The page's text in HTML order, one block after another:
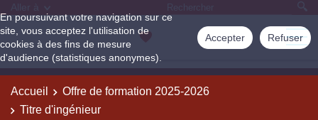
En poursuivant votre navigation sur ce
site, vous acceptez l'utilisation de
cookies à des fins de mesure
d'audience (statistiques anonymes).
Accepter Refuser
Accueil
Offre de formation 2025-2026
Titre d'ingénieur